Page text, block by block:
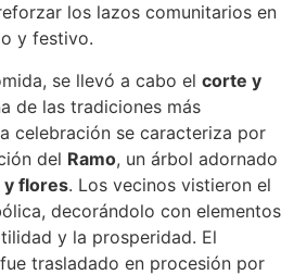
los lazos comunitarios en
y festivo.
se llevó a cabo el corte y
de las tradiciones más
celebración se caracteriza por
del Ramo, un árbol adornado
y flores. Los vecinos vistieron el
decorándolo con elementos
y la prosperidad. El
trasladado en procesión por